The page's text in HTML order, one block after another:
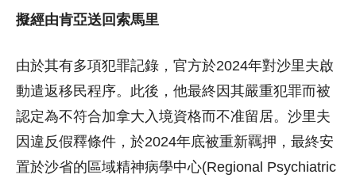
擬經由肯亞送回索馬里
由於其有多項犯罪記錄，官方於2024年對沙里夫啟
動遣返移民程序。此後，他最終因其嚴重犯罪而被
認定為不符合加拿大入境資格而不准留居。沙里夫
因違反假釋條件，於2024年底被重新羈押，最終安
置於沙省的區域精神病學中心(Regional Psychiatric